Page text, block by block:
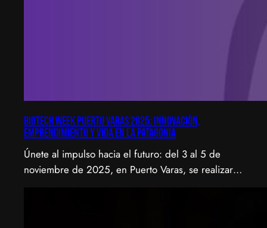
Biotech Week Puerto Varas 2025: Innovación,
emprendimiento y vida en la Patagonia
Únete al impulso hacia el futuro: del 3 al 5 de
noviembre de 2025, en Puerto Varas, se realizará